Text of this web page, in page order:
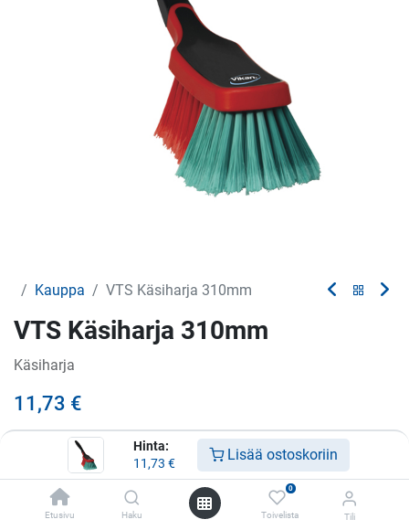
Hinta:
11,73 € Lisää ostoskoriin
Etusivu Haku
0
Toivelista Tili
Kauppa VTS Käsiharja 310mm
VTS Käsiharja 310mm
Käsiharja
11,73 €
Tuote loppu
Saat ilmoituksen kun tuotetta on jälleen varastossa
Tallenna myöhempää käyttöä varten